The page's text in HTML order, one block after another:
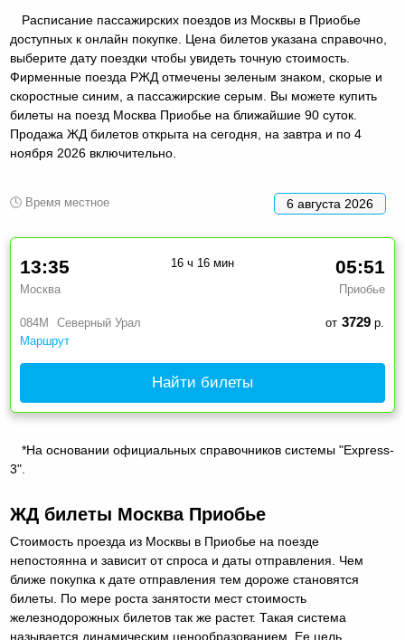
Расписание пассажирских поездов из Москвы в Приобье
доступных к онлайн покупке. Цена билетов указана справочно,
выберите дату поездки чтобы увидеть точную стоимость.
Фирменные поезда РЖД отмечены зеленым знаком, скорые и
скоростные синим, а пассажирские серым. Вы можете купить
билеты на поезд Москва Приобье на ближайшие 90 суток.
Продажа ЖД билетов открыта на сегодня, на завтра и по 4
ноября 2026 включительно.
🕓 Время местное 6 августа 2026
084М
Северный Урал
Маршрут
13:35
Москва
05:51
Приобье
16 ч 16 мин
от 3729р.
Найти билеты
*На основании официальных справочников системы "Express-
3".
ЖД билеты Москва Приобье
Стоимость проезда из Москвы в Приобье на поезде
непостоянна и зависит от спроса и даты отправления. Чем
ближе покупка к дате отправления тем дороже становятся
билеты. По мере роста занятости мест стоимость
железнодорожных билетов так же растет. Такая система
называется динамическим ценообразованием. Ее цель